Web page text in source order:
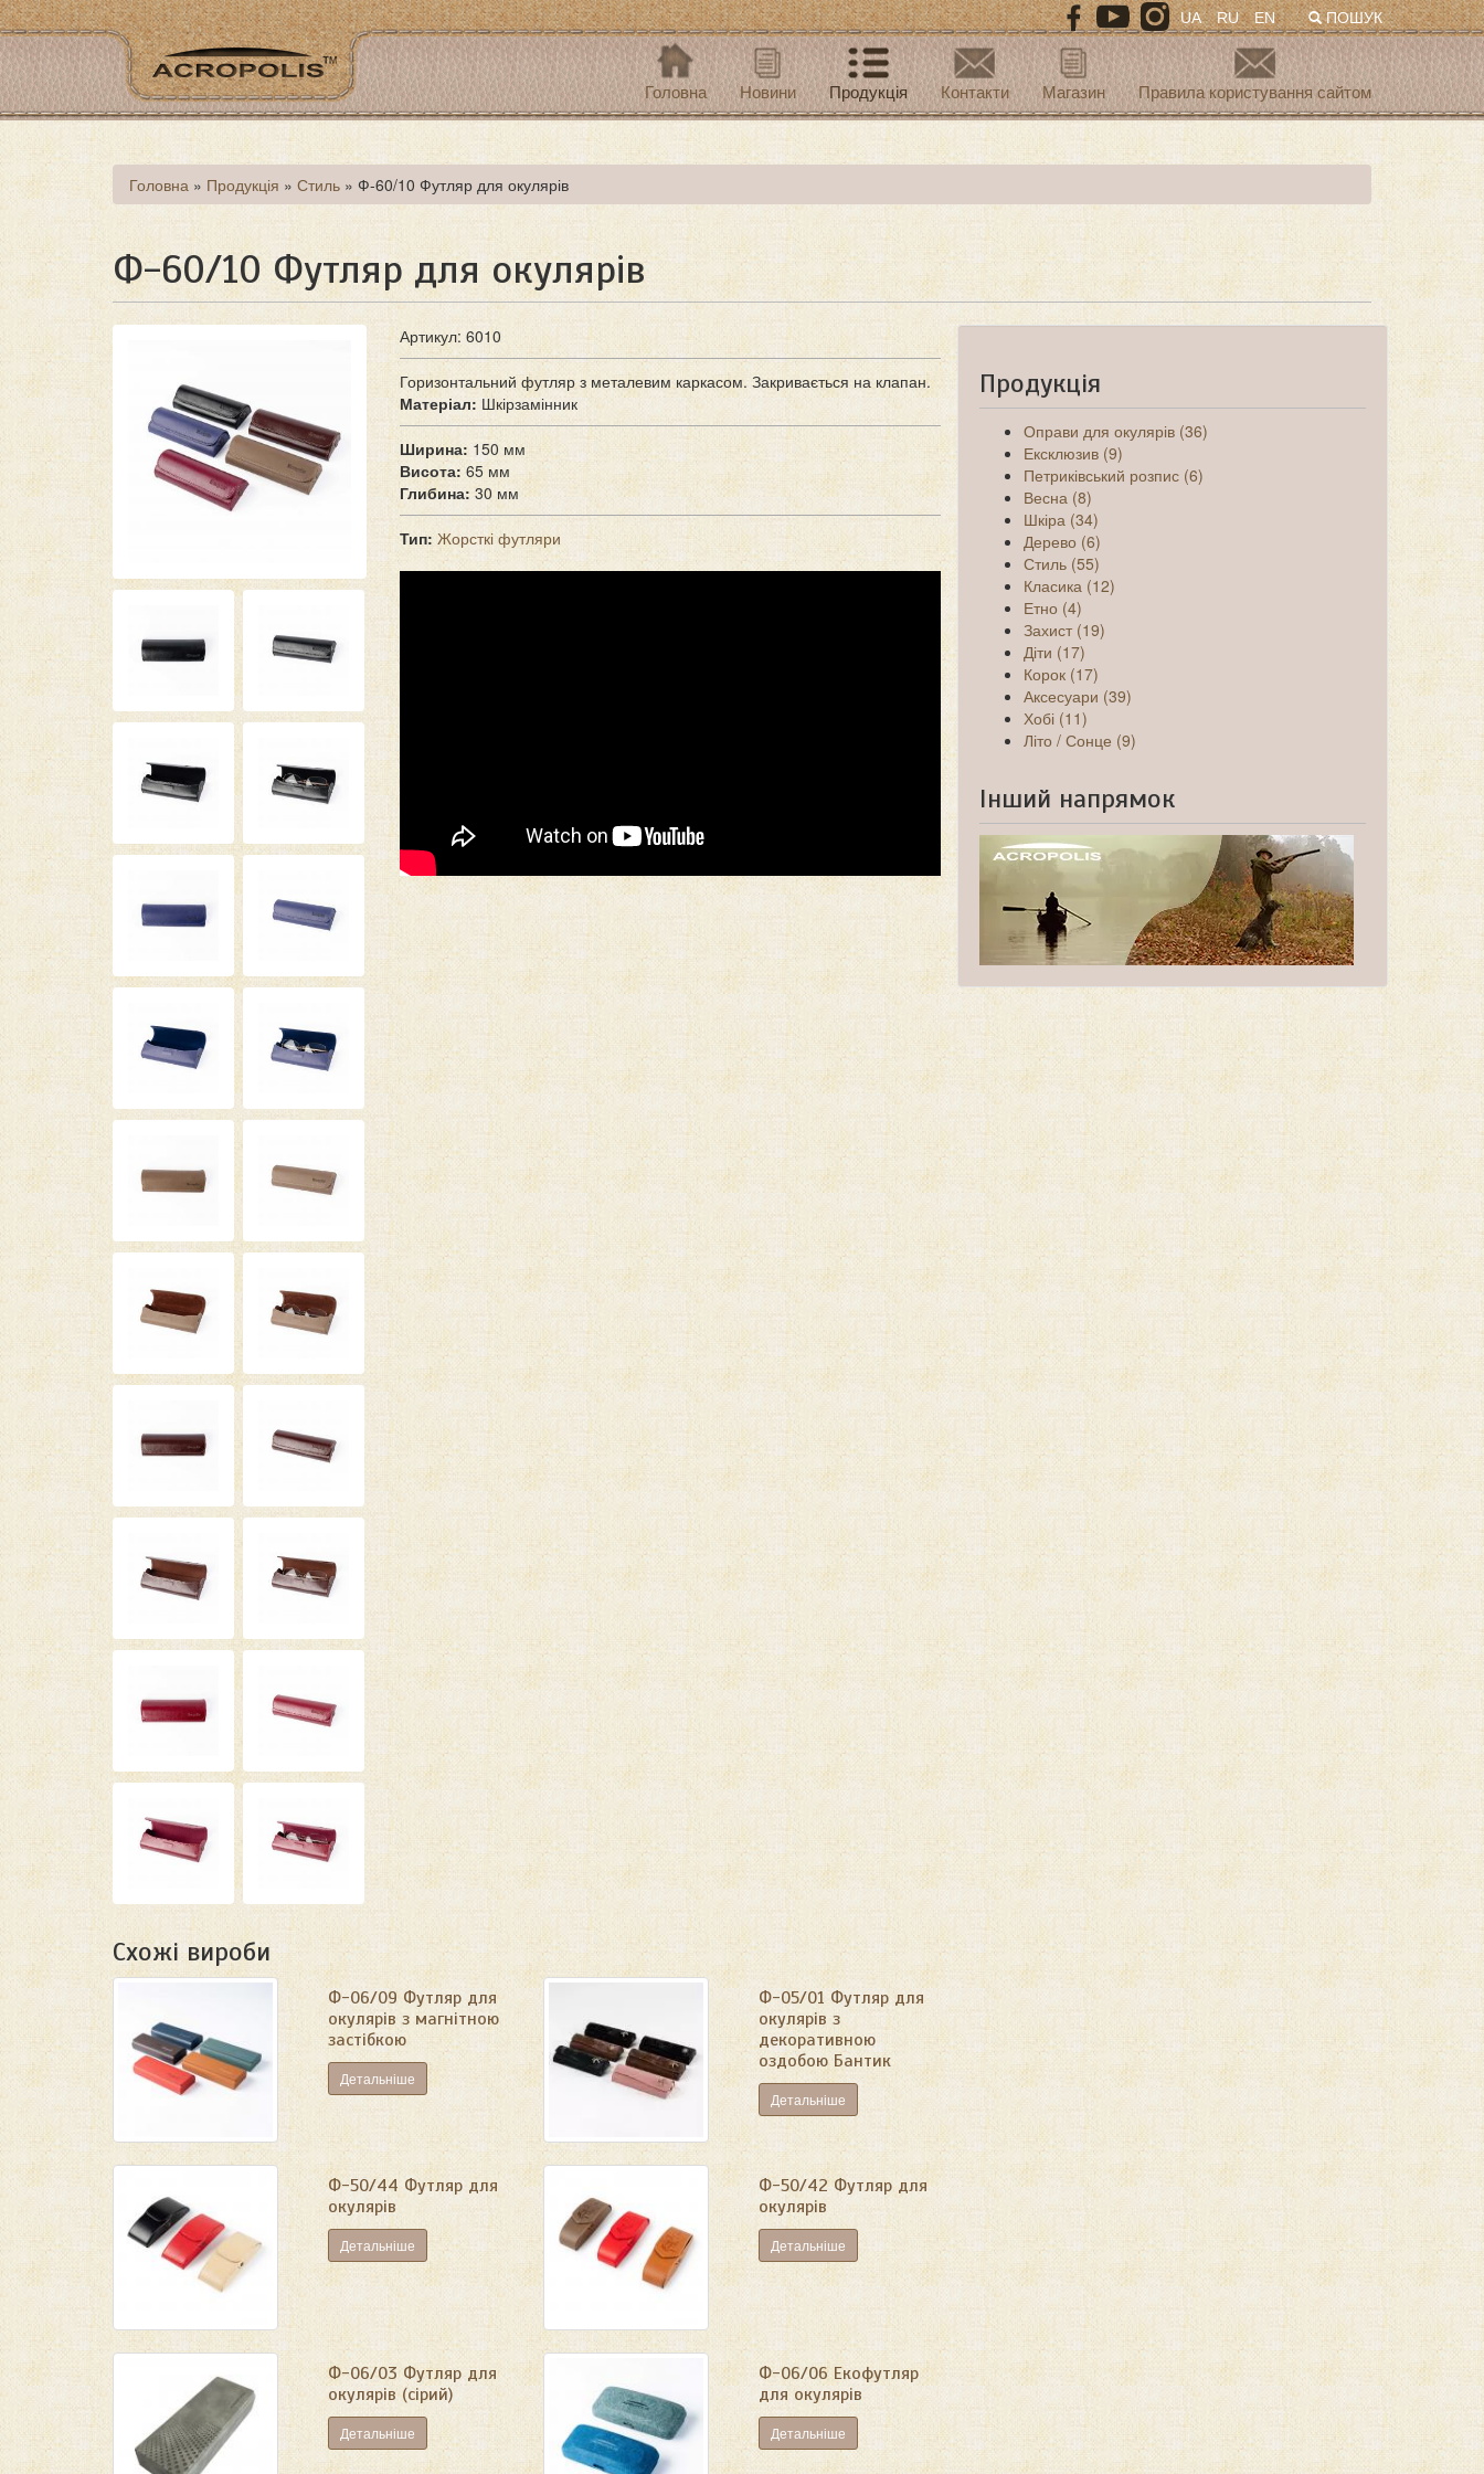
Перейти
до
основного
матеріалу
ПОШУК
UA RU EN
Головна Новини Продукція Контакти Магазин Правила користування сайтом
Ви
є
тут
Головна » Продукція » Стиль » Ф-60/10 Футляр для окулярів
Ф-60/10 Футляр для окулярів
Артикул: 6010
Горизонтальний футляр з металевим каркасом. Закривається на клапан.
Матеріал: Шкірзамінник
Ширина: 150 мм
Висота: 65 мм
Глибина: 30 мм
Тип: Жорсткі футляри
Схожі вироби
Ф-06/09 Футляр для
окулярів з магнітною
застібкою
Детальніше
Ф-05/01 Футляр для
окулярів з
декоративною
оздобою Бантик
Детальніше
Ф-50/44 Футляр для
окулярів
Детальніше
Ф-50/42 Футляр для
окулярів
Детальніше
Ф-06/03 Футляр для
окулярів (сірий)
Детальніше
Ф-06/06 Екофутляр
для окулярів
Детальніше
Продукція
Оправи для окулярів (36)
Ексклюзив (9)
Петриківський розпис (6)
Весна (8)
Шкіра (34)
Дерево (6)
Стиль (55)
Класика (12)
Етно (4)
Захист (19)
Діти (17)
Корок (17)
Аксесуари (39)
Хобі (11)
Літо / Сонце (9)
Інший напрямок